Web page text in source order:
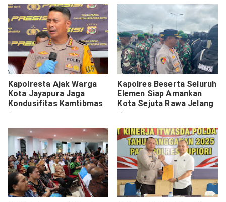
Sekolah
Kapolresta Ajak Warga
Kota Jayapura Jaga
Kondusifitas Kamtibmas
Jelang Putusan MK
Kapolres Beserta Seluruh
Elemen Siap Amankan
Kota Sejuta Rawa Jelang
Pemilukada 2024